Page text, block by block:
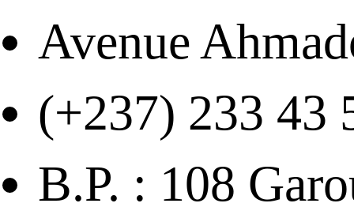
Avenue
(+237) 233 43
B.P. : 108